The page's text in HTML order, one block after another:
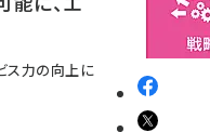
ス力の向上に